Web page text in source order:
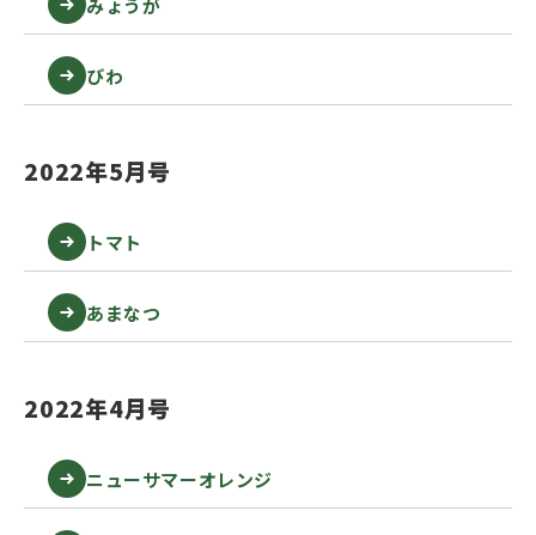
びわ
2022年5月号
トマト
あまなつ
2022年4月号
ニューサマーオレンジ